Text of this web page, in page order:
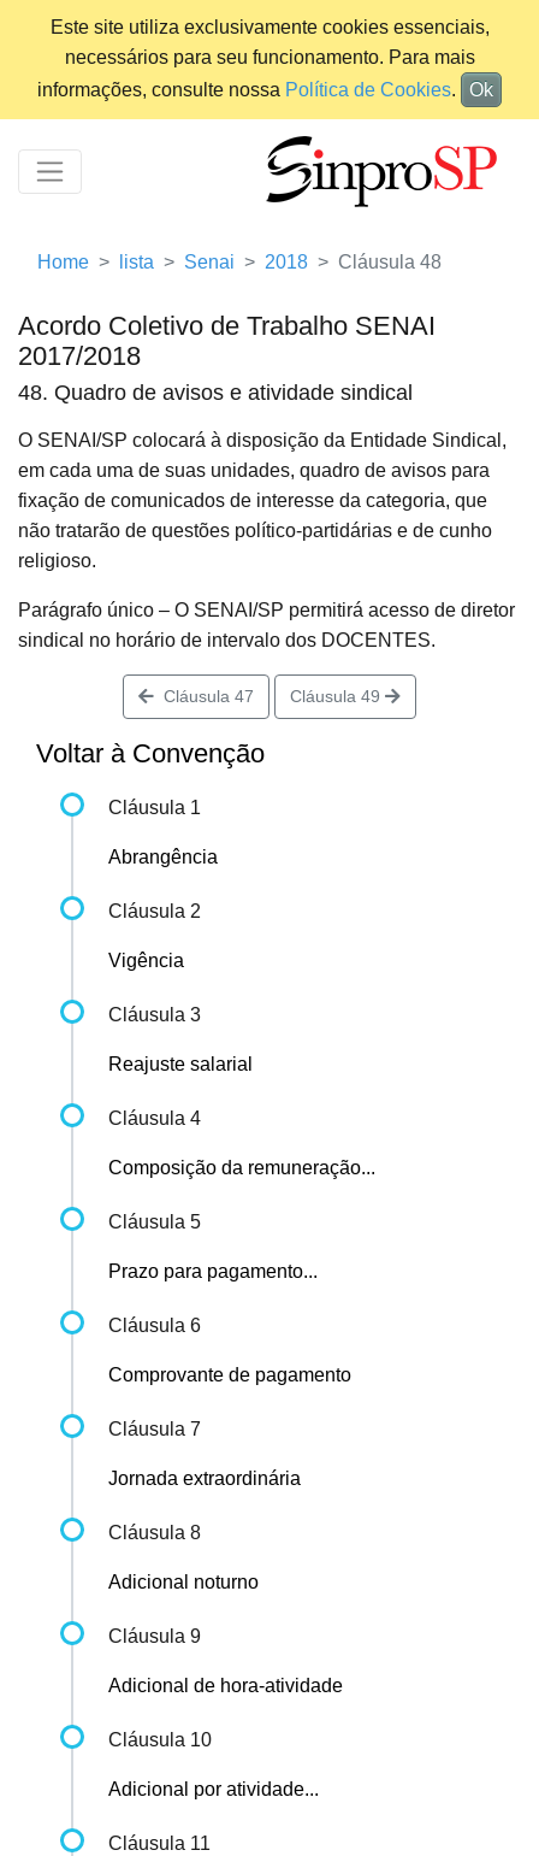
Este site utiliza exclusivamente cookies essenciais,
necessários para seu funcionamento. Para mais
informações, consulte nossa Política de Cookies. Ok
Home lista Senai 2018 Cláusula 48
Acordo Coletivo de Trabalho SENAI
2017/2018
48. Quadro de avisos e atividade sindical
O SENAI/SP colocará à disposição da Entidade Sindical,
em cada uma de suas unidades, quadro de avisos para
fixação de comunicados de interesse da categoria, que
não tratarão de questões político-partidárias e de cunho
religioso.
Parágrafo único – O SENAI/SP permitirá acesso de diretor
sindical no horário de intervalo dos DOCENTES.
Cláusula 47 Cláusula 49
Voltar à Convenção
Cláusula 1
Abrangência
Cláusula 2
Vigência
Cláusula 3
Reajuste salarial
Cláusula 4
Composição da remuneração...
Cláusula 5
Prazo para pagamento...
Cláusula 6
Comprovante de pagamento
Cláusula 7
Jornada extraordinária
Cláusula 8
Adicional noturno
Cláusula 9
Adicional de hora-atividade
Cláusula 10
Adicional por atividade...
Cláusula 11